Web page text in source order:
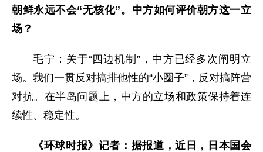
朝鲜永远不会“无核化”。中方如何评价朝方这一立
场？
毛宁：关于“四边机制”，中方已经多次阐明立
场。我们一贯反对搞排他性的“小圈子”，反对搞阵营
对抗。在半岛问题上，中方的立场和政策保持着连
续性、稳定性。
《环球时报》记者：据报道，近日，日本国会